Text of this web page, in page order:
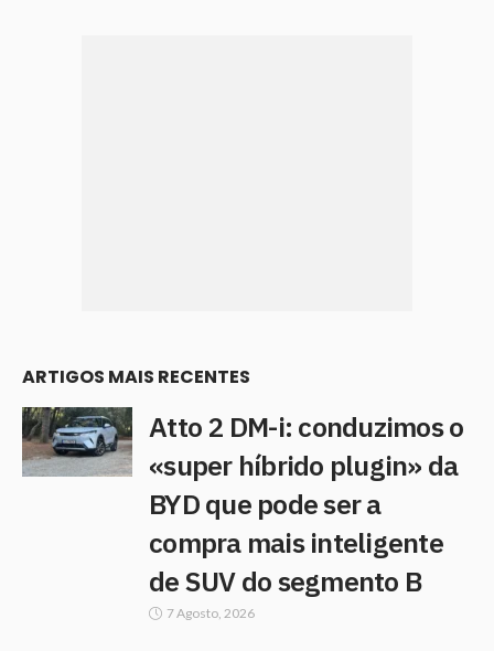
ARTIGOS MAIS RECENTES
Atto 2 DM-i: conduzimos o
«super híbrido plugin» da
BYD que pode ser a
compra mais inteligente
de SUV do segmento B
7 Agosto, 2026